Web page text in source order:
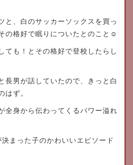
と、白のサッカーソックスを買っ
の格好で眠りについたとのこと☺
ても！とその格好で登校したらし
長男が話していたので、きっと白
はず。
全身から伝わってくるパワー溢れ
まった子のかわいいエピソード